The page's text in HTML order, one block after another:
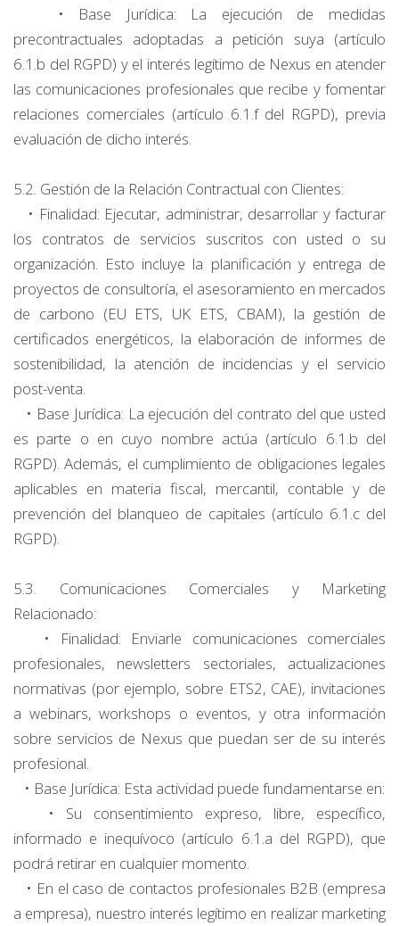
• Base Jurídica: La ejecución de medidas
precontractuales adoptadas a petición suya (artículo
6.1.b del RGPD) y el interés legítimo de Nexus en atender
las comunicaciones profesionales que recibe y fomentar
relaciones comerciales (artículo 6.1.f del RGPD), previa
evaluación de dicho interés.
5.2. Gestión de la Relación Contractual con Clientes:
• Finalidad: Ejecutar, administrar, desarrollar y facturar
los contratos de servicios suscritos con usted o su
organización. Esto incluye la planificación y entrega de
proyectos de consultoría, el asesoramiento en mercados
de carbono (EU ETS, UK ETS, CBAM), la gestión de
certificados energéticos, la elaboración de informes de
sostenibilidad, la atención de incidencias y el servicio
post-venta.
• Base Jurídica: La ejecución del contrato del que usted
es parte o en cuyo nombre actúa (artículo 6.1.b del
RGPD). Además, el cumplimiento de obligaciones legales
aplicables en materia fiscal, mercantil, contable y de
prevención del blanqueo de capitales (artículo 6.1.c del
RGPD).
5.3. Comunicaciones Comerciales y Marketing
Relacionado:
• Finalidad: Enviarle comunicaciones comerciales
profesionales, newsletters sectoriales, actualizaciones
normativas (por ejemplo, sobre ETS2, CAE), invitaciones
a webinars, workshops o eventos, y otra información
sobre servicios de Nexus que puedan ser de su interés
profesional.
• Base Jurídica: Esta actividad puede fundamentarse en:
• Su consentimiento expreso, libre, específico,
informado e inequívoco (artículo 6.1.a del RGPD), que
podrá retirar en cualquier momento.
• En el caso de contactos profesionales B2B (empresa
a empresa), nuestro interés legítimo en realizar marketing